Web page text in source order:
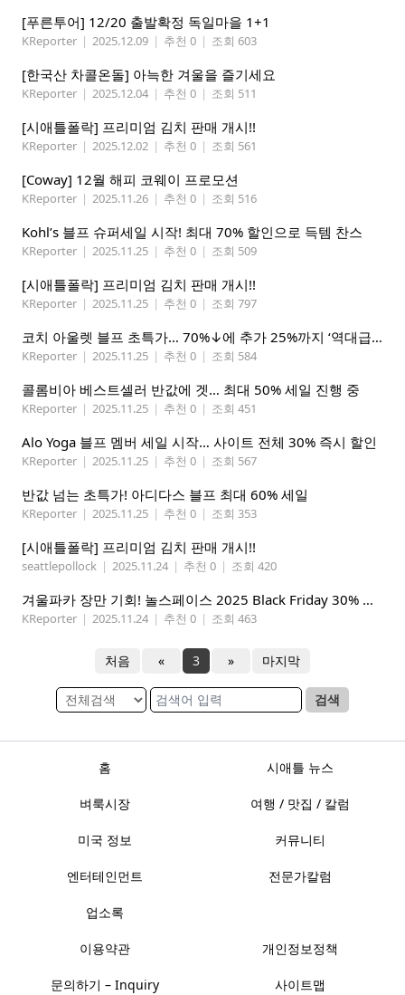
[푸른투어] 12/20 출발확정 독일마을 1+1
KReporter | 2025.12.09 | 추천 0 | 조회 603
[한국산 차콜온돌] 아늑한 겨울을 즐기세요
KReporter | 2025.12.04 | 추천 0 | 조회 511
[시애틀폴락] 프리미엄 김치 판매 개시!!
KReporter | 2025.12.02 | 추천 0 | 조회 561
[Coway] 12월 해피 코웨이 프로모션
KReporter | 2025.11.26 | 추천 0 | 조회 516
Kohl’s 블프 슈퍼세일 시작! 최대 70% 할인으로 득템 찬스
KReporter | 2025.11.25 | 추천 0 | 조회 509
[시애틀폴락] 프리미엄 김치 판매 개시!!
KReporter | 2025.11.25 | 추천 0 | 조회 797
코치 아울렛 블프 초특가… 70%↓에 추가 25%까지 ‘역대급 할인’
KReporter | 2025.11.25 | 추천 0 | 조회 584
콜롬비아 베스트셀러 반값에 겟… 최대 50% 세일 진행 중
KReporter | 2025.11.25 | 추천 0 | 조회 451
Alo Yoga 블프 멤버 세일 시작… 사이트 전체 30% 즉시 할인
KReporter | 2025.11.25 | 추천 0 | 조회 567
반값 넘는 초특가! 아디다스 블프 최대 60% 세일
KReporter | 2025.11.25 | 추천 0 | 조회 353
[시애틀폴락] 프리미엄 김치 판매 개시!!
seattlepollock | 2025.11.24 | 추천 0 | 조회 420
겨울파카 장만 기회! 놀스페이스 2025 Black Friday 30% 할인!
KReporter | 2025.11.24 | 추천 0 | 조회 463
처음 « 3 » 마지막
검색
홈 시애틀 뉴스
벼룩시장 여행 / 맛집 / 칼럼
미국 정보 커뮤니티
엔터테인먼트 전문가칼럼
업소록
이용약관 개인정보정책
문의하기 – Inquiry 사이트맵